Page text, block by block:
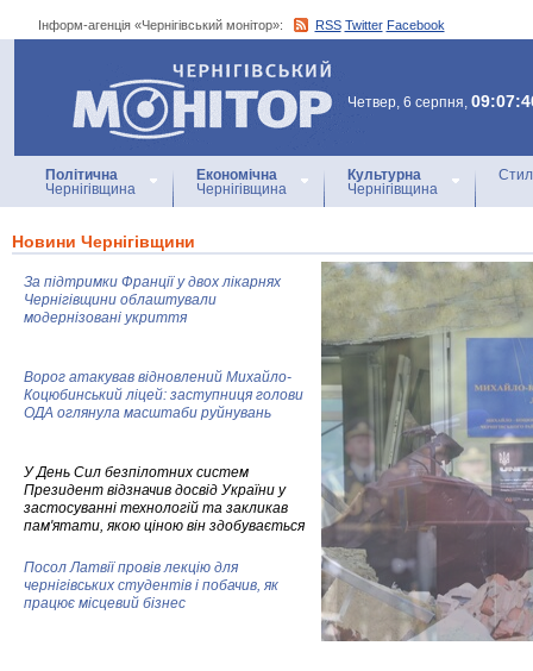
Інформ-агенція «Чернігівський монітор»: RSS Twitter Facebook
Інформ-агенція
«Чернігівський монітор»
Четвер, 6 серпня,
Політична
Чернігівщина
Економічна
Чернігівщина
Культурна
Чернігівщина
Новини Чернігівщини
За підтримки Франції у двох лікарнях
Чернігівщини облаштували
модернізовані укриття
Ворог атакував відновлений Михайло-
Коцюбинський ліцей: заступниця голови
ОДА оглянула масштаби руйнувань
У День Сил безпілотних систем
Президент відзначив досвід України у
застосуванні технологій та закликав
пам'ятати, якою ціною він здобувається
Посол Латвії провів лекцію для
чернігівських студентів і побачив, як
працює місцевий бізнес